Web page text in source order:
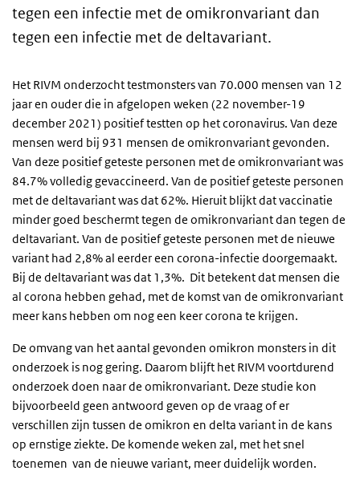
tegen een infectie met de omikronvariant dan
tegen een infectie met de deltavariant.
Het RIVM onderzocht testmonsters van 70.000 mensen van 12
jaar en ouder die in afgelopen weken (22 november-19
december 2021) positief testten op het coronavirus. Van deze
mensen werd bij 931 mensen de omikronvariant gevonden.
Van deze positief geteste personen met de omikronvariant was
84.7% volledig gevaccineerd. Van de positief geteste personen
met de deltavariant was dat 62%. Hieruit blijkt dat vaccinatie
minder goed beschermt tegen de omikronvariant dan tegen de
deltavariant. Van de positief geteste personen met de nieuwe
variant had 2,8% al eerder een corona-infectie doorgemaakt.
Bij de deltavariant was dat 1,3%. Dit betekent dat mensen die
al corona hebben gehad, met de komst van de omikronvariant
meer kans hebben om nog een keer corona te krijgen.
De omvang van het aantal gevonden omikron monsters in dit
onderzoek is nog gering. Daarom blijft het RIVM voortdurend
onderzoek doen naar de omikronvariant. Deze studie kon
bijvoorbeeld geen antwoord geven op de vraag of er
verschillen zijn tussen de omikron en delta variant in de kans
op ernstige ziekte. De komende weken zal, met het snel
toenemen van de nieuwe variant, meer duidelijk worden.